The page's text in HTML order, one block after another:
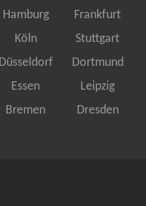
Hamburg
Frankfurt
Köln
Stuttgart
Düsseldorf
Dortmund
Essen
Leipzig
Bremen
Dresden